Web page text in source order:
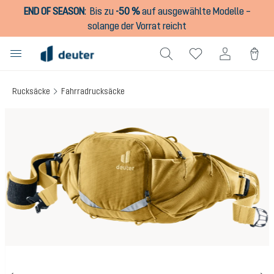
springen
END OF SEASON: Bis zu -50 %auf ausgewählte Modelle –
solange der Vorrat reicht
Rucksäcke Fahrradrucksäcke